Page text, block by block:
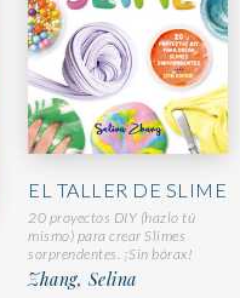
EL TALLER DE SLIME
20 proyectos DIY (hazlo tú
mismo) para crear Slimes
sorprendentes. ¡Sin bórax!
Zhang, Selina